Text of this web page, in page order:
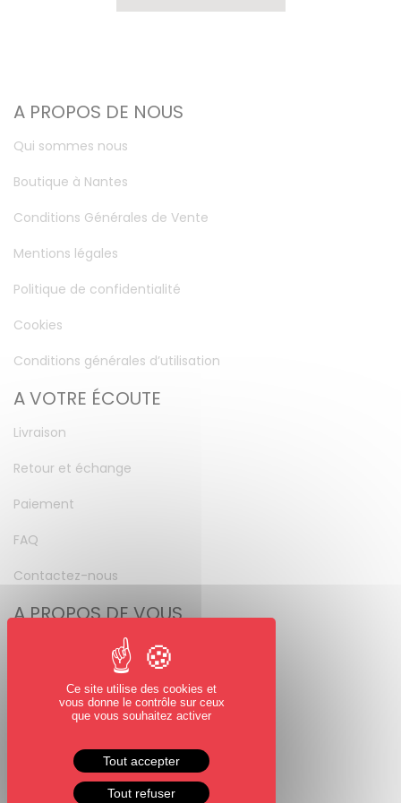
A PROPOS DE NOUS
Qui sommes nous
Boutique à Nantes
Conditions Générales de Vente
Mentions légales
Politique de confidentialité
Cookies
Conditions générales d’utilisation
A VOTRE ÉCOUTE
Livraison
Retour et échange
Paiement
FAQ
Contactez-nous
A PROPOS DE VOUS
Mot de passe perdu
NOUS SUIVRE
Facebook
Instagram
Ce site utilise des cookies et
vous donne le contrôle sur ceux
que vous souhaitez activer
Tout accepter
Tout refuser